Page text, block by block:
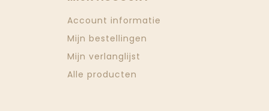
Account informatie
Mijn bestellingen
Mijn verlanglijst
Alle producten